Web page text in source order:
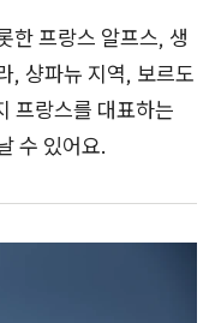
한 프랑스 알프스, 생
, 샹파뉴 지역, 보르도
프랑스를 대표하는
수 있어요.